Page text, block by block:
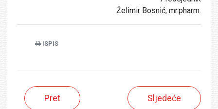
Želimir Bosnić, mr.pharm.
ISPIS
Pret Sljedeće